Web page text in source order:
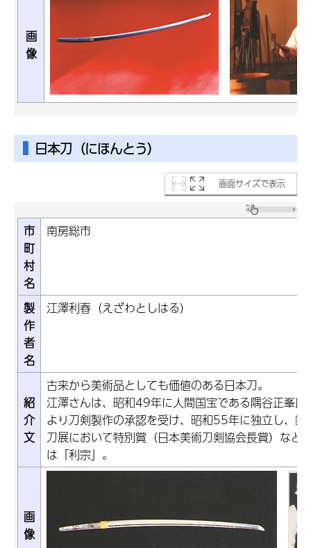
画
像
日本刀（にほんとう）
画面サイズで表示
市
町
村
名
南房総市
製
作
者
名
江澤利春（えざわとしはる）
紹
介
文
古来から美術品としても価値のある日本刀。
江澤さんは、昭和49年に人間国宝である隅谷正峯
より刀剣製作の承認を受け、昭和55年に独立し、
刀展において特別賞（日本美術刀剣協会長賞）など
は「利宗」。
画
像